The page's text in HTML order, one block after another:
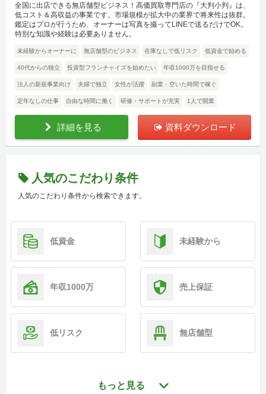
全国に出店できる無店舗型ビジネス！高価買取専門店の『大判小判』は、
低コスト＆高収益の事業です。市場規模が拡大中の業界で将来性は抜群。
鑑定はプロが行うため、オーナーは写真を撮ってLINEで送るだけでOK。
特別な知識や経験は必要ありません。
未経験からオーナーに 無店舗型のビジネス 在庫なしで低リスク 低資金で始める
40代からの独立 投資型フランチャイズを始めたい 年収1000万を目指せる
法人の新規事業向け 夫婦で独立 女性が活躍 副業・空いた時間で稼ぐ
定年なしの仕事 自由な時間に働く 研修・サポートが充実 1人で開業
詳細を見る 資料ダウンロード
人気のこだわり条件
人気のこだわり条件から検索できます。
低資金 未経験から
年収1000万 売上保証
低リスク 無店舗型
もっと見る